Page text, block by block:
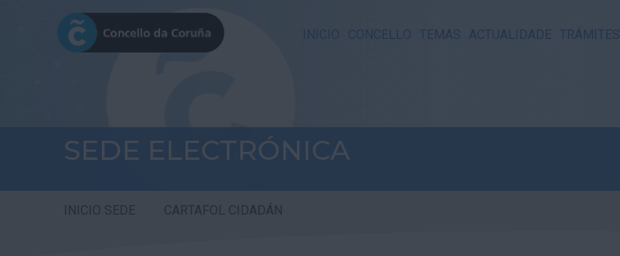
INICIO CONCELLO TEMAS ACTUALIDADE TRÁMITES
SEDE ELECTRÓNICA
INICIO SEDE CARTAFOL CIDADÁN